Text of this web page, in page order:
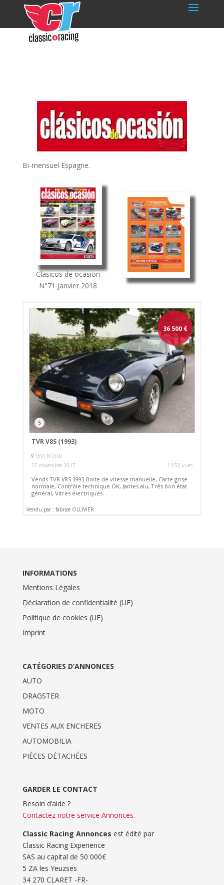
Bi-mensuel Espagne.
Clasicos de ocasion
N°71 Janvier 2018
36 500€
5
TVR V8S (1993)
(59) NORD
27 novembre 2017
1 052 vues
Vends TVR V8S 1993 Boite de vitesse manuelle, Carte grise
normale, Contrôle technique OK, Jantes alu, Très bon état
général, Vitres électriques.
Vendu par : fabrice OLLIVIER
INFORMATIONS
Mentions Légales
Déclaration de confidentialité (UE)
Politique de cookies (UE)
Imprint
CATÉGORIES D’ANNONCES
AUTO
DRAGSTER
MOTO
VENTES AUX ENCHERES
AUTOMOBILIA
PIÈCES DÉTACHÉES
GARDER LE CONTACT
Besoin d’aide ?
Contactez notre service Annonces.
Classic Racing Annonces est édité par
Classic Racing Experience
SAS au capital de 50 000€
5 ZA les Yeuzses
34 270 CLARET -FR-